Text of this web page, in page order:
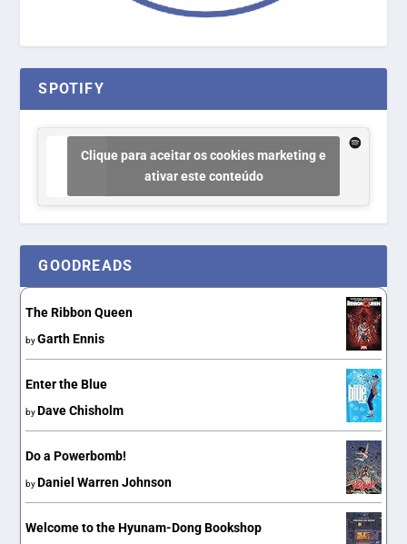
SPOTIFY
Clique para aceitar os cookies marketing e
ativar este conteúdo
GOODREADS
The Ribbon Queen
byGarth Ennis
Enter the Blue
by Dave Chisholm
Do a Powerbomb!
by Daniel Warren Johnson
Welcome to the Hyunam-Dong Bookshop